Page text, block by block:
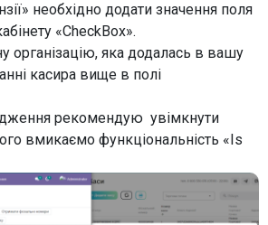
необхідно додати значення поля
«CheckBox».
організацію, яка додалась в вашу
касира вище в полі
рекомендую увімкнути
вмикаємо функціональність «Is